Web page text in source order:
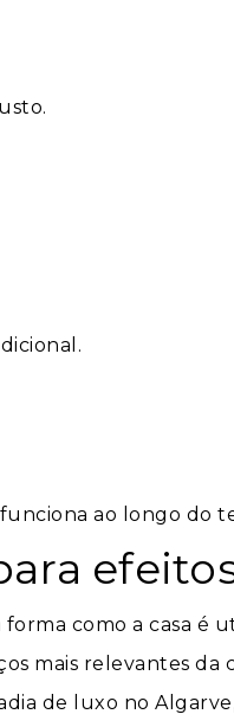
ao longo do
como a casa é
mais relevantes da
de luxo no